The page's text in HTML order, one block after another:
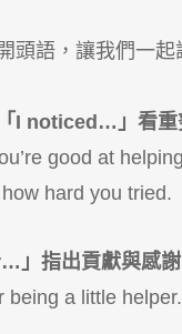
頭語，讓我們一起
I noticed…」看重
good at
hard you tried.
」指出貢獻與感
being a little helper.